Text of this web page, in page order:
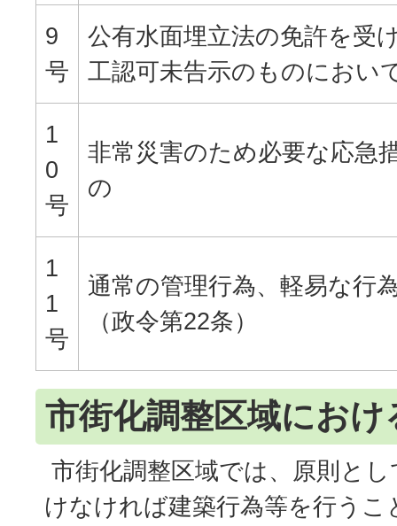
9
号
公有水面埋立法の免許を受
工認可未告示のものにおい
1
0
号
非常災害のため必要な応急
の
1
1
号
通常の管理行為、軽易な行
（政令第22条）
市街化調整区域におけ
市街化調整区域では、原則と
けなければ建築行為等を行う